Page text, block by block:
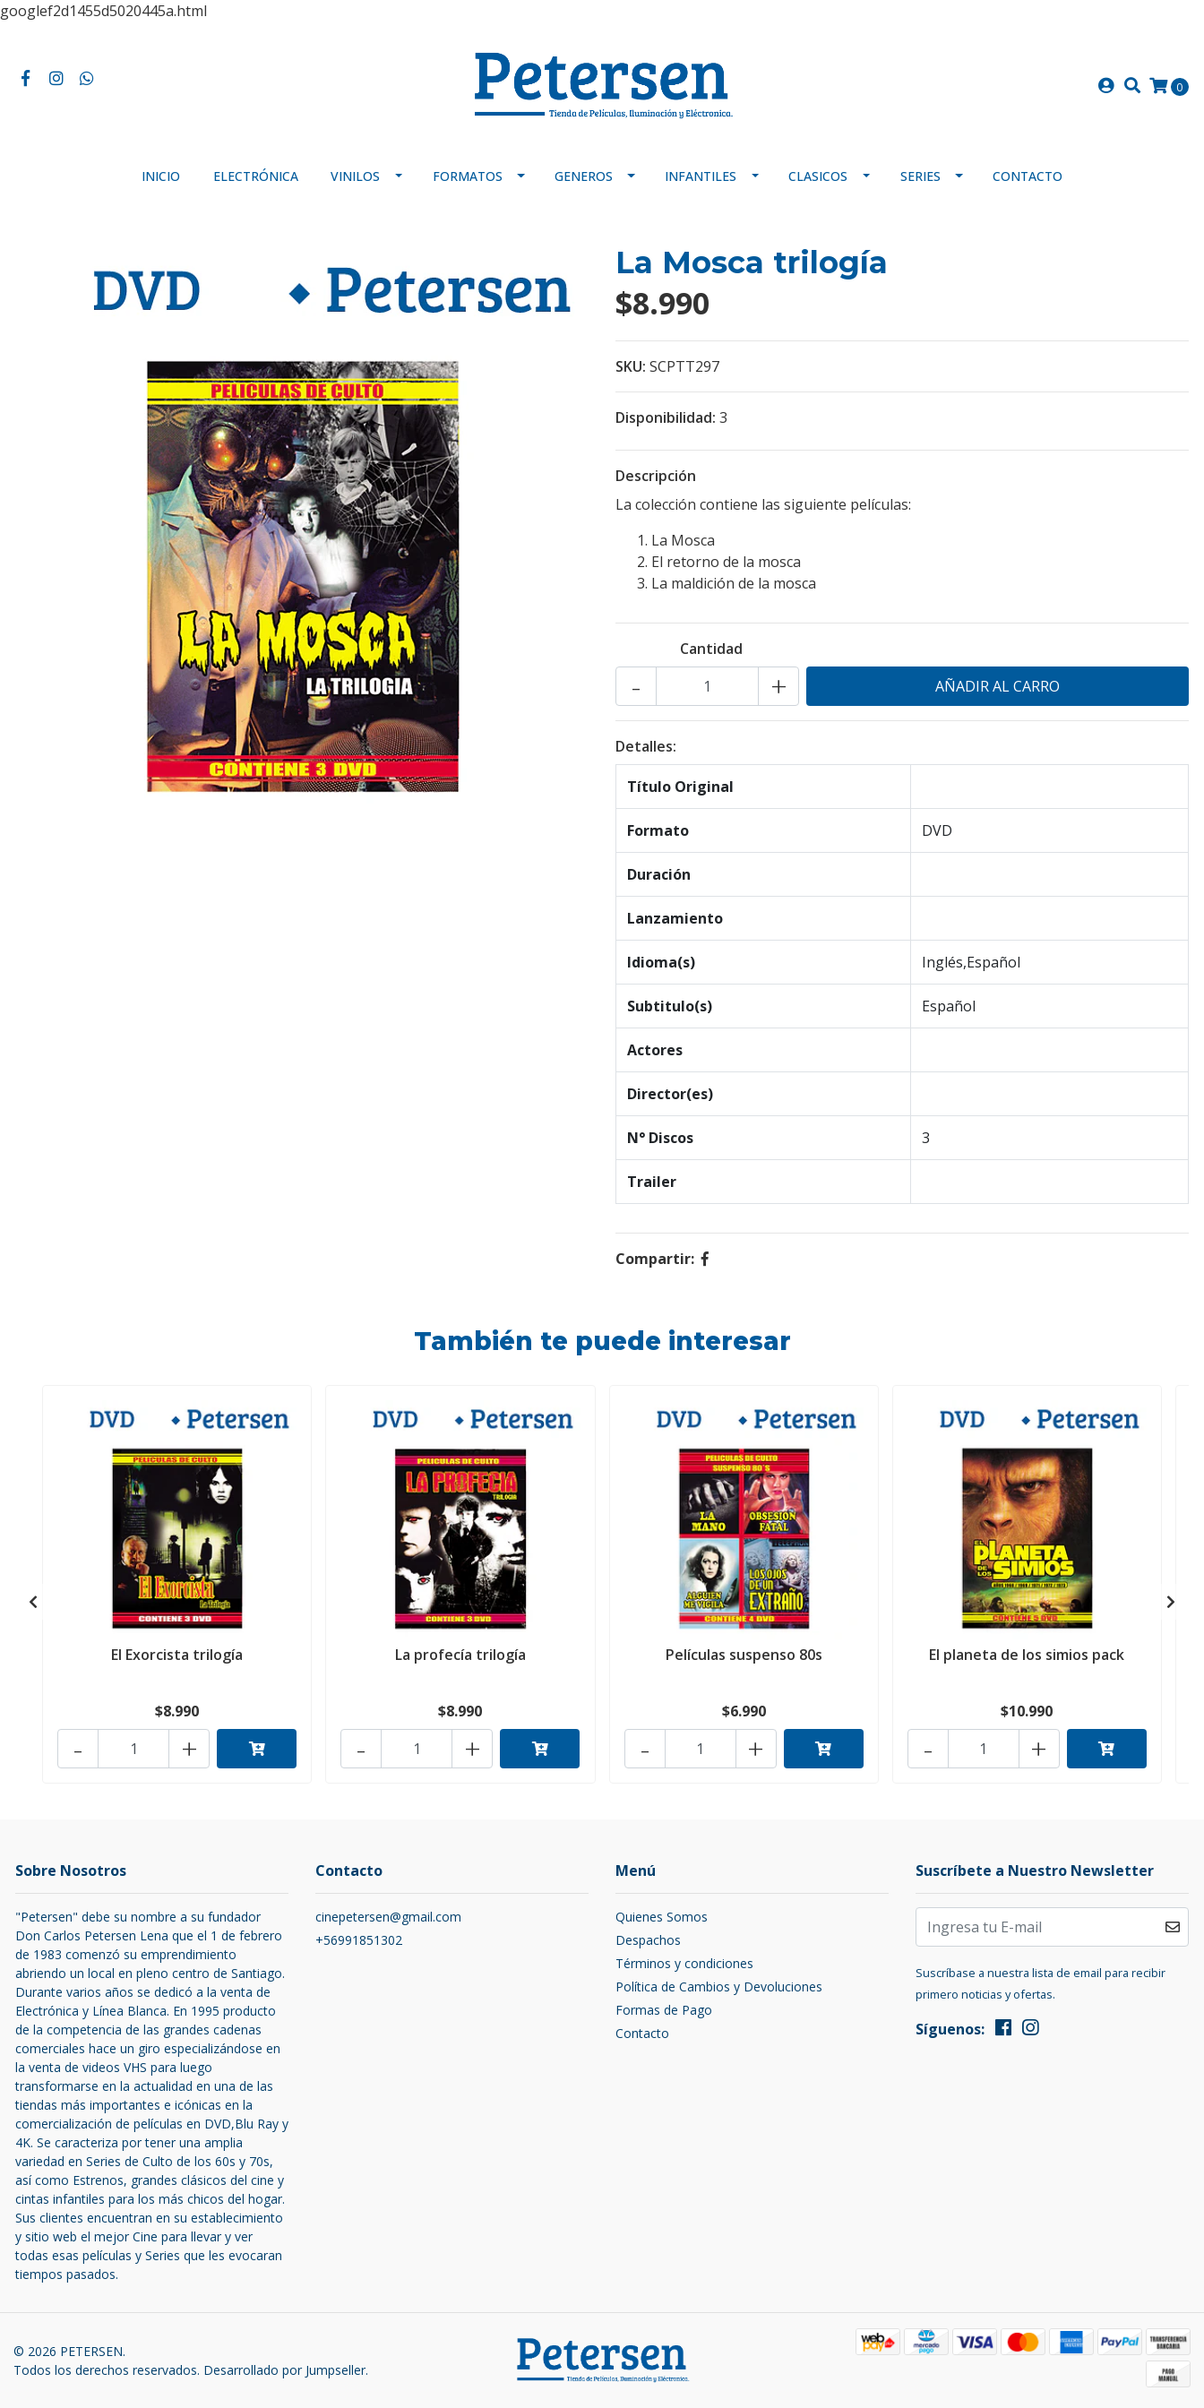
googlef2d1455d5020445a.html
0
INICIO ELECTRÓNICA VINILOS FORMATOS GENEROS INFANTILES CLASICOS SERIES CONTACTO
La Mosca trilogía
$8.990
SKU: SCPTT297
Disponibilidad: 3
Descripción
La colección contiene las siguiente películas:
La Mosca
El retorno de la mosca
La maldición de la mosca
Cantidad
+
-
Detalles:
Título Original
Formato DVD
Duración
Lanzamiento
Idioma(s) Inglés,Español
Subtitulo(s) Español
Actores
Director(es)
N° Discos 3
Trailer
Compartir:
También te puede interesar
El Exorcista trilogía
$8.990
+
-
La profecía trilogía
$8.990
+
-
Películas suspenso 80s
$6.990
+
-
El planeta de los simios pack
$10.990
+
-
Sobre Nosotros
"Petersen" debe su nombre a su fundador
Don Carlos Petersen Lena que el 1 de febrero
de 1983 comenzó su emprendimiento
abriendo un local en pleno centro de Santiago.
Durante varios años se dedicó a la venta de
Electrónica y Línea Blanca. En 1995 producto
de la competencia de las grandes cadenas
comerciales hace un giro especializándose en
la venta de videos VHS para luego
transformarse en la actualidad en una de las
tiendas más importantes e icónicas en la
comercialización de películas en DVD,Blu Ray y
4K. Se caracteriza por tener una amplia
variedad en Series de Culto de los 60s y 70s,
así como Estrenos, grandes clásicos del cine y
cintas infantiles para los más chicos del hogar.
Sus clientes encuentran en su establecimiento
y sitio web el mejor Cine para llevar y ver
todas esas películas y Series que les evocaran
tiempos pasados.
Contacto
cinepetersen@gmail.com
+56991851302
Menú
Quienes Somos
Despachos
Términos y condiciones
Política de Cambios y Devoluciones
Formas de Pago
Contacto
Suscríbete a Nuestro Newsletter
Suscríbase a nuestra lista de email para recibir
primero noticias y ofertas.
Síguenos:
© 2026 PETERSEN.
Todos los derechos reservados. Desarrollado por Jumpseller.